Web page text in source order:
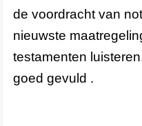
de voordracht van
nieuwste
testamenten
goed gevuld .